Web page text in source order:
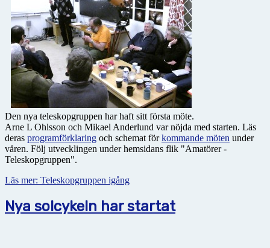
Den nya teleskopgruppen har haft sitt första möte.
Arne L Ohlsson och Mikael Anderlund var nöjda med starten. Läs
deras programförklaring och schemat förkommande möten under
våren. Följ utvecklingen under hemsidans flik "Amatörer -
Teleskopgruppen".
Läs mer: Teleskopgruppen igång
Nya solcykeln har startat